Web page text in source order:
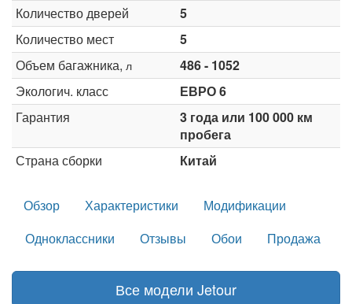
Количество дверей
5
Количество мест
5
Объем багажника, л
486 - 1052
Экологич. класс
ЕВРО 6
Гарантия
3 года или 100 000 км
пробега
Страна сборки
Китай
Обзор Характеристики
Модификации
Одноклассники
Отзывы Обои Продажа
Все модели Jetour